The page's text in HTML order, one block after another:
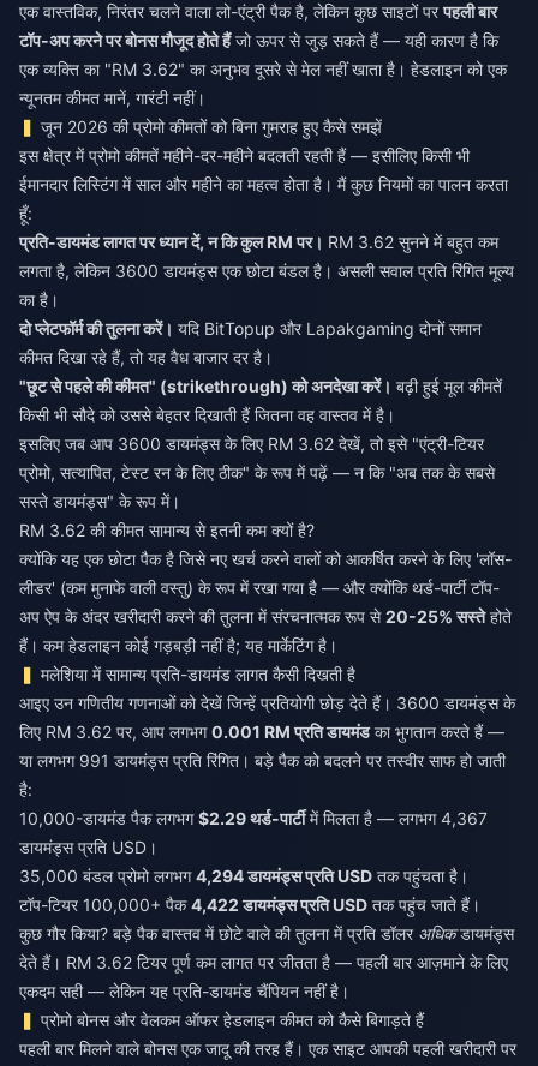
एक वास्तविक, निरंतर चलने वाला लो-एंट्री पैक है, लेकिन कुछ साइटों परपहली बार
टॉप-अप करने पर बोनस मौजूद होते हैंजो ऊपर से जुड़ सकते हैं — यही कारण है कि
एक व्यक्ति का "RM 3.62" का अनुभव दूसरे से मेल नहीं खाता है। हेडलाइन को एक
न्यूनतम कीमत मानें, गारंटी नहीं।
जून 2026 की प्रोमो कीमतों को बिना गुमराह हुए कैसे समझें
इस क्षेत्र में प्रोमो कीमतें महीने-दर-महीने बदलती रहती हैं — इसीलिए किसी भी
ईमानदार लिस्टिंग में साल और महीने का महत्व होता है। मैं कुछ नियमों का पालन करता
हूँ:
प्रति-डायमंड लागत पर ध्यान दें, न कि कुल RM पर। RM 3.62 सुनने में बहुत कम
लगता है, लेकिन 3600 डायमंड्स एक छोटा बंडल है। असली सवाल प्रति रिंगित मूल्य
का है।
दो प्लेटफॉर्म की तुलना करें। यदि BitTopup और Lapakgaming दोनों समान
कीमत दिखा रहे हैं, तो यह वैध बाजार दर है।
"छूट से पहले की कीमत" (strikethrough) को अनदेखा करें। बढ़ी हुई मूल कीमतें
किसी भी सौदे को उससे बेहतर दिखाती हैं जितना वह वास्तव में है।
इसलिए जब आप 3600 डायमंड्स के लिए RM 3.62 देखें, तो इसे "एंट्री-टियर
प्रोमो, सत्यापित, टेस्ट रन के लिए ठीक" के रूप में पढ़ें — न कि "अब तक के सबसे
सस्ते डायमंड्स" के रूप में।
RM 3.62 की कीमत सामान्य से इतनी कम क्यों है?
क्योंकि यह एक छोटा पैक है जिसे नए खर्च करने वालों को आकर्षित करने के लिए 'लॉस-
लीडर' (कम मुनाफे वाली वस्तु) के रूप में रखा गया है — और क्योंकि थर्ड-पार्टी टॉप-
अप ऐप के अंदर खरीदारी करने की तुलना में संरचनात्मक रूप से20-25% सस्तेहोते
हैं। कम हेडलाइन कोई गड़बड़ी नहीं है; यह मार्केटिंग है।
मलेशिया में सामान्य प्रति-डायमंड लागत कैसी दिखती है
आइए उन गणितीय गणनाओं को देखें जिन्हें प्रतियोगी छोड़ देते हैं। 3600 डायमंड्स के
लिए RM 3.62 पर, आप लगभग0.001 RM प्रति डायमंडका भुगतान करते हैं —
या लगभग 991 डायमंड्स प्रति रिंगित। बड़े पैक को बदलने पर तस्वीर साफ हो जाती
है:
10,000-डायमंड पैक लगभग$2.29 थर्ड-पार्टीमें मिलता है — लगभग 4,367
डायमंड्स प्रति USD।
35,000 बंडल प्रोमो लगभग4,294 डायमंड्स प्रति USD तक पहुंचता है।
टॉप-टियर 100,000+ पैक4,422 डायमंड्स प्रति USD तक पहुंच जाते हैं।
कुछ गौर किया? बड़े पैक वास्तव में छोटे वाले की तुलना में प्रति डॉलर अधिकडायमंड्स
देते हैं। RM 3.62 टियर पूर्ण कम लागत पर जीतता है — पहली बार आज़माने के लिए
एकदम सही — लेकिन यह प्रति-डायमंड चैंपियन नहीं है।
प्रोमो बोनस और वेलकम ऑफर हेडलाइन कीमत को कैसे बिगाड़ते हैं
पहली बार मिलने वाले बोनस एक जादू की तरह हैं। एक साइट आपकी पहली खरीदारी पर